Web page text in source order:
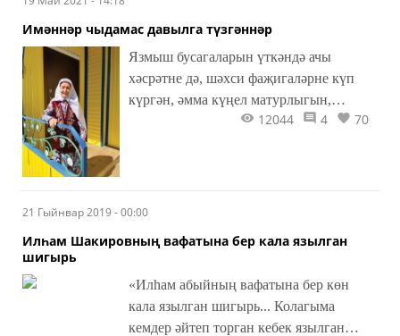
Имәннәр чыдамас давылга түзгәннәр
Язмыш бусагаларын үткәндә ачы
хәсрәтне дә, шәхси фаҗигаләрне күп
күргән, әмма күңел матурлыгын,
күзләренең яктылыгын, дөньяга
12044 4 70
21 Гыйнвар 2019 - 00:00
Илһам Шакировның вафатына бер кала язылган
шигырь
«Илһам абыйның вафатына бер көн
кала язылган шигырь... Колагыма
кемдер әйтеп торган кебек язылган